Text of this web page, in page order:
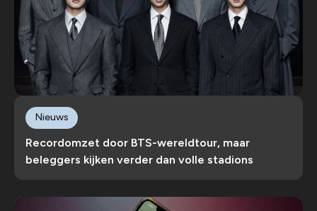
Recordomzet door BTS-wereldtour, maar
beleggers kijken verder dan volle stadions
Nieuws